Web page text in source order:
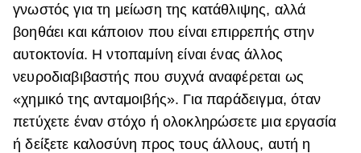
γνωστός για τη μείωση της κατάθλιψης, αλλά
βοηθάει και κάποιον που είναι επιρρεπής στην
αυτοκτονία. Η ντοπαμίνη είναι ένας άλλος
νευροδιαβιβαστής που συχνά αναφέρεται ως
«χημικό της ανταμοιβής». Για παράδειγμα, όταν
πετύχετε έναν στόχο ή ολοκληρώσετε μια εργασία
ή δείξετε καλοσύνη προς τους άλλους, αυτή η